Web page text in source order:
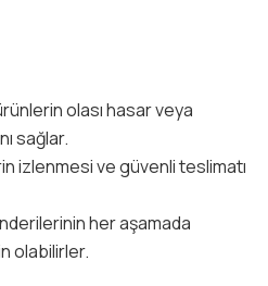
olası hasar veya
sağlar.
izlenmesi ve güvenli teslimatı
her aşamada
olabilirler.